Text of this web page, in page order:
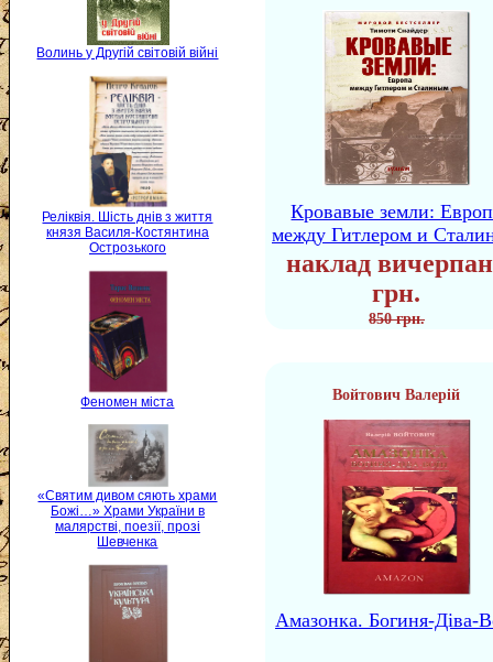
Волинь у Другій світовій війні
Реліквія. Шість днів з життя
князя Василя-Костянтина
Острозького
Феномен міста
«Святим дивом сяють храми
Божі…» Храми України в
малярстві, поезії, прозі
Шевченка
Кровавые земли:
между Гитлером и
наклад
грн.
850 грн.
Войтович Валерій
Амазонка. Богиня-Діва-